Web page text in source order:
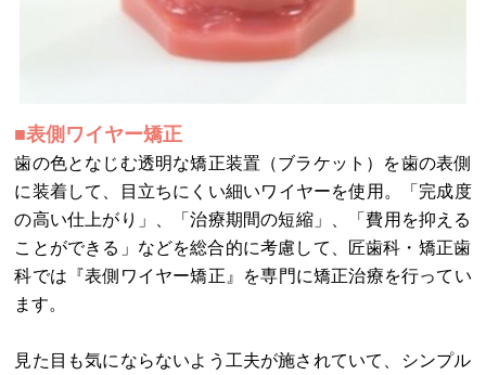
■表側ワイヤー矯正
歯の色となじむ透明な矯正装置（ブラケット）を歯の表側
に装着して、目立ちにくい細いワイヤーを使用。「完成度
の高い仕上がり」、「治療期間の短縮」、「費用を抑える
ことができる」などを総合的に考慮して、匠歯科・矯正歯
科では『表側ワイヤー矯正』を専門に矯正治療を行ってい
ます。
見た目も気にならないよう工夫が施されていて、シンプル